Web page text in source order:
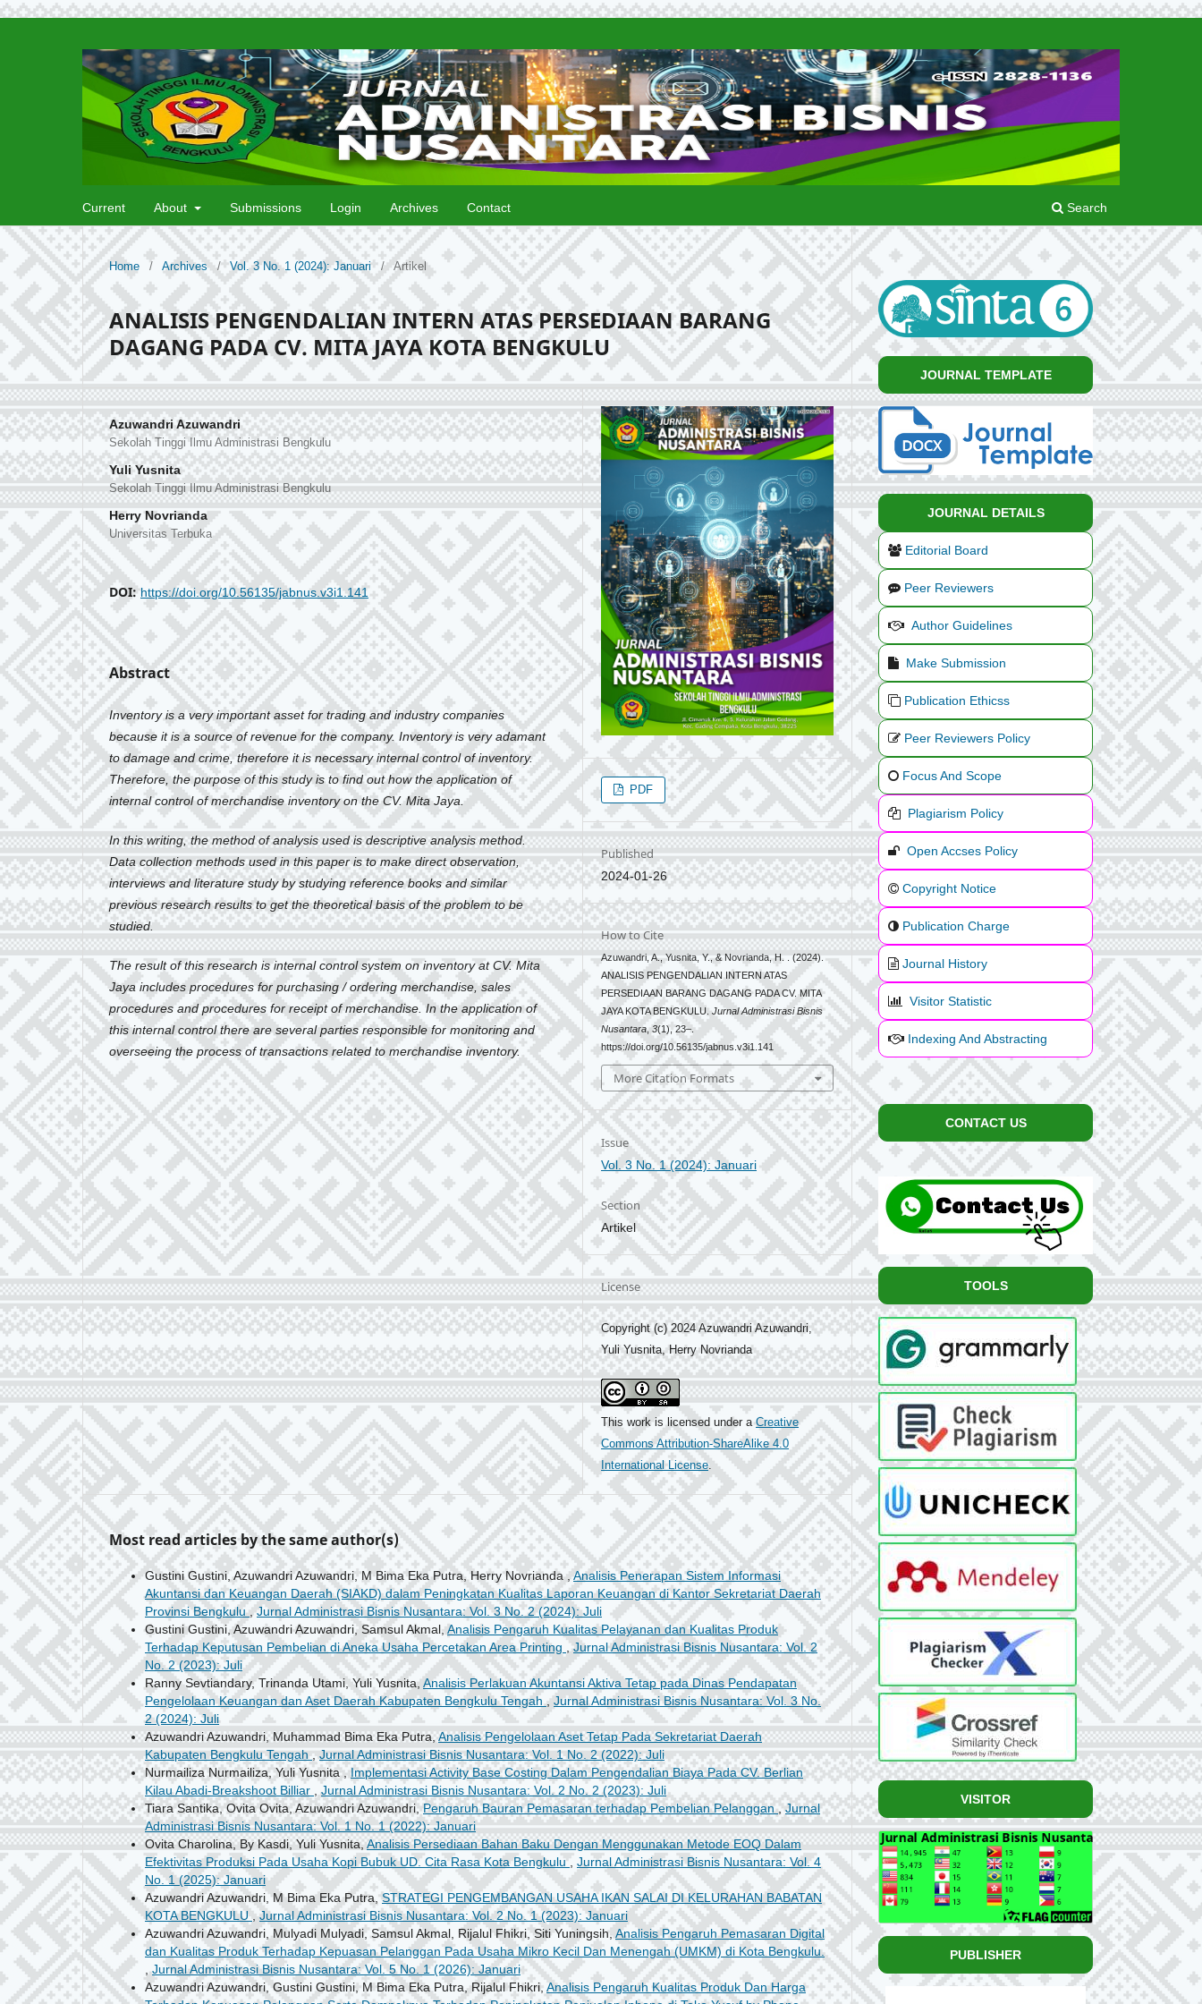
Current About Submissions Login Archives Contact Search
Home / Archives / Vol. 3 No. 1 (2024): Januari / Artikel
ANALISIS PENGENDALIAN INTERN ATAS PERSEDIAAN BARANG
DAGANG PADA CV. MITA JAYA KOTA BENGKULU
Azuwandri Azuwandri
Sekolah Tinggi Ilmu Administrasi Bengkulu
Yuli Yusnita
Sekolah Tinggi Ilmu Administrasi Bengkulu
Herry Novrianda
Universitas Terbuka
DOI:https://doi.org/10.56135/jabnus.v3i1.141
Abstract
Inventory is a very important asset for trading and industry companies
because it is a source of revenue for the company. Inventory is very adamant
to damage and crime, therefore it is necessary internal control of inventory.
Therefore, the purpose of this study is to find out how the application of
internal control of merchandise inventory on the CV. Mita Jaya.
In this writing, the method of analysis used is descriptive analysis method.
Data collection methods used in this paper is to make direct observation,
interviews and literature study by studying reference books and similar
previous research results to get the theoretical basis of the problem to be
studied.
The result of this research is internal control system on inventory at CV. Mita
Jaya includes procedures for purchasing / ordering merchandise, sales
procedures and procedures for receipt of merchandise. In the application of
this internal control there are several parties responsible for monitoring and
overseeing the process of transactions related to merchandise inventory.
PDF
Published
2024-01-26
How to Cite
Azuwandri, A., Yusnita, Y., & Novrianda, H. . (2024).
ANALISIS PENGENDALIAN INTERN ATAS
PERSEDIAAN BARANG DAGANG PADA CV. MITA
JAYA KOTA BENGKULU.Jurnal Administrasi Bisnis
Nusantara,3(1), 23–.
https://doi.org/10.56135/jabnus.v3i1.141
More Citation Formats
Issue
Vol. 3 No. 1 (2024): Januari
Section
Artikel
License
Copyright (c) 2024 Azuwandri Azuwandri,
Yuli Yusnita, Herry Novrianda
This work is licensed under aCreative
Commons Attribution-ShareAlike 4.0
International License.
Most read articles by the same author(s)
Gustini Gustini, Azuwandri Azuwandri, M Bima Eka Putra, Herry Novrianda ,Analisis Penerapan Sistem Informasi
Akuntansi dan Keuangan Daerah (SIAKD) dalam Peningkatan Kualitas Laporan Keuangan di Kantor Sekretariat Daerah
Provinsi Bengkulu,Jurnal Administrasi Bisnis Nusantara: Vol. 3 No. 2 (2024): Juli
Gustini Gustini, Azuwandri Azuwandri, Samsul Akmal,Analisis Pengaruh Kualitas Pelayanan dan Kualitas Produk
Terhadap Keputusan Pembelian di Aneka Usaha Percetakan Area Printing ,Jurnal Administrasi Bisnis Nusantara: Vol. 2
No. 2 (2023): Juli
Ranny Sevtiandary, Trinanda Utami, Yuli Yusnita,Analisis Perlakuan Akuntansi Aktiva Tetap pada Dinas Pendapatan
Pengelolaan Keuangan dan Aset Daerah Kabupaten Bengkulu Tengah ,Jurnal Administrasi Bisnis Nusantara: Vol. 3 No.
2 (2024): Juli
Azuwandri Azuwandri, Muhammad Bima Eka Putra,Analisis Pengelolaan Aset Tetap Pada Sekretariat Daerah
Kabupaten Bengkulu Tengah,Jurnal Administrasi Bisnis Nusantara: Vol. 1 No. 2 (2022): Juli
Nurmailiza Nurmailiza, Yuli Yusnita ,Implementasi Activity Base Costing Dalam Pengendalian Biaya Pada CV. Berlian
Kilau Abadi-Breakshoot Billiar
Jurnal Administrasi Bisnis Nusantara: Vol. 2 No. 2 (2023): Juli
Tiara Santika, Ovita Ovita, Azuwandri Azuwandri,Pengaruh Bauran Pemasaran terhadap Pembelian Pelanggan,Jurnal
Administrasi Bisnis Nusantara: Vol. 1 No. 1 (2022): Januari
Ovita Charolina, By Kasdi, Yuli Yusnita,Analisis Persediaan Bahan Baku Dengan Menggunakan Metode EOQ Dalam
Efektivitas Produksi Pada Usaha Kopi Bubuk UD. Cita Rasa Kota Bengkulu, Jurnal Administrasi Bisnis Nusantara: Vol. 4
No. 1 (2025): Januari
Azuwandri Azuwandri, M Bima Eka Putra,STRATEGI PENGEMBANGAN USAHA IKAN SALAI DI KELURAHAN BABATAN
KOTA BENGKULU,Jurnal Administrasi Bisnis Nusantara: Vol. 2 No. 1 (2023): Januari
Azuwandri Azuwandri, Mulyadi Mulyadi, Samsul Akmal, Rijalul Fhikri, Siti Yuningsih,Analisis Pengaruh Pemasaran Digital
dan Kualitas Produk Terhadap Kepuasan Pelanggan Pada Usaha Mikro Kecil Dan Menengah (UMKM) di Kota Bengkulu.
,Jurnal Administrasi Bisnis Nusantara: Vol. 5 No. 1 (2026): Januari
Azuwandri Azuwandri, Gustini Gustini, M Bima Eka Putra, Rijalul Fhikri, Analisis Pengaruh Kualitas Produk Dan Harga
JOURNAL TEMPLATE
JOURNAL DETAILS
Editorial Board
Peer Reviewers
Author Guidelines
Make Submission
Publication Ethicss
Peer Reviewers Policy
Focus And Scope
Plagiarism Policy
Open Accses Policy
Copyright Notice
Publication Charge
Journal History
Visitor Statistic
Indexing And Abstracting
CONTACT US
TOOLS
VISITOR
PUBLISHER